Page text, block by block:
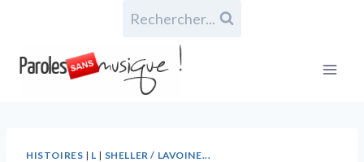
Rechercher...
HISTOIRES | L | SHELLER / LAVOINE...